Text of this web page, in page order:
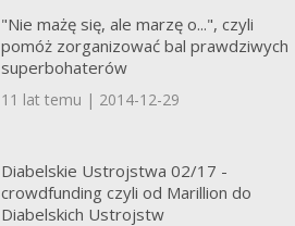
"Nie mażę się, ale marzę o...", czyli
pomóż zorganizować bal prawdziwych
superbohaterów
11 lat temu | 2014-12-29
Diabelskie Ustrojstwa 02/17 -
crowdfunding czyli od Marillion do
Diabelskich Ustrojstw